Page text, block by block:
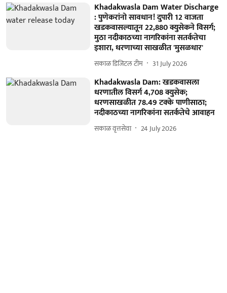
Khadakwasla Dam Water Discharge
: पुणेकरांनो सावधान! दुपारी 12 वाजता
खडकवासल्यातून 22,880 क्युसेकने विसर्ग;
मुठा नदीकाठच्या नागरिकांना सतर्कतेचा
इशारा, धरणाच्या साखळीत 'मुसळधार'
सकाळ डिजिटल टीम 31 July 2026
Khadakwasla Dam: खडकवासला
धरणातील विसर्ग 4,708 क्युसेक;
धरणसाखळीत 78.49 टक्के पाणीसाठा;
नदीकाठच्या नागरिकांना सतर्कतेचे आवाहन
सकाळ वृत्तसेवा 24 July 2026